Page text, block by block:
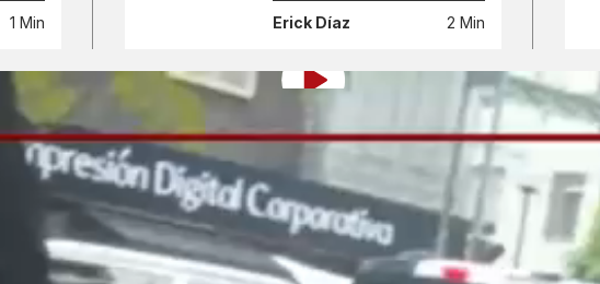
1 Min Erick Díaz 2 Min